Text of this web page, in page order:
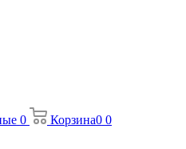
0 Корзина0 0